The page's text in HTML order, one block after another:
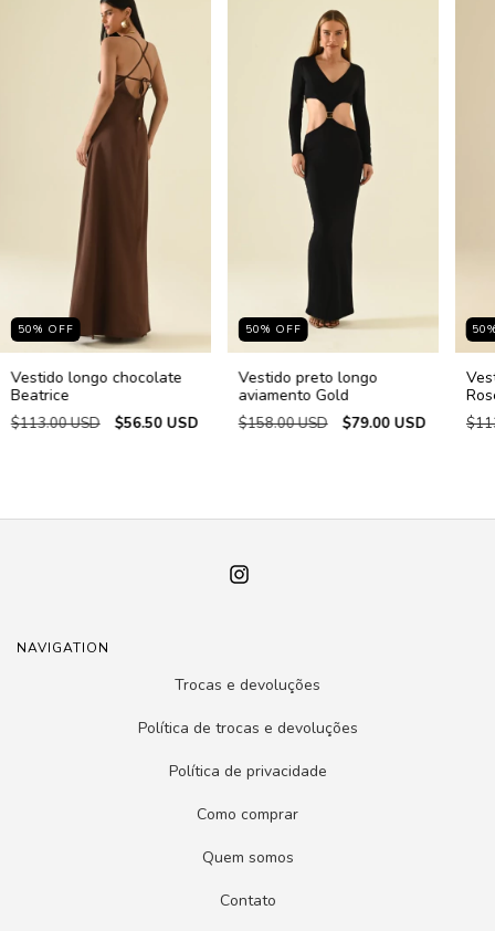
50% OFF
Vestido longo chocolate
Beatrice
$113.00 USD $56.50 USD
50% OFF
Vestido preto longo
aviamento Gold
$158.00 USD $79.00 USD
50
NAVIGATION
Trocas e devoluções
Política de trocas e devoluções
Política de privacidade
Como comprar
Quem somos
Contato